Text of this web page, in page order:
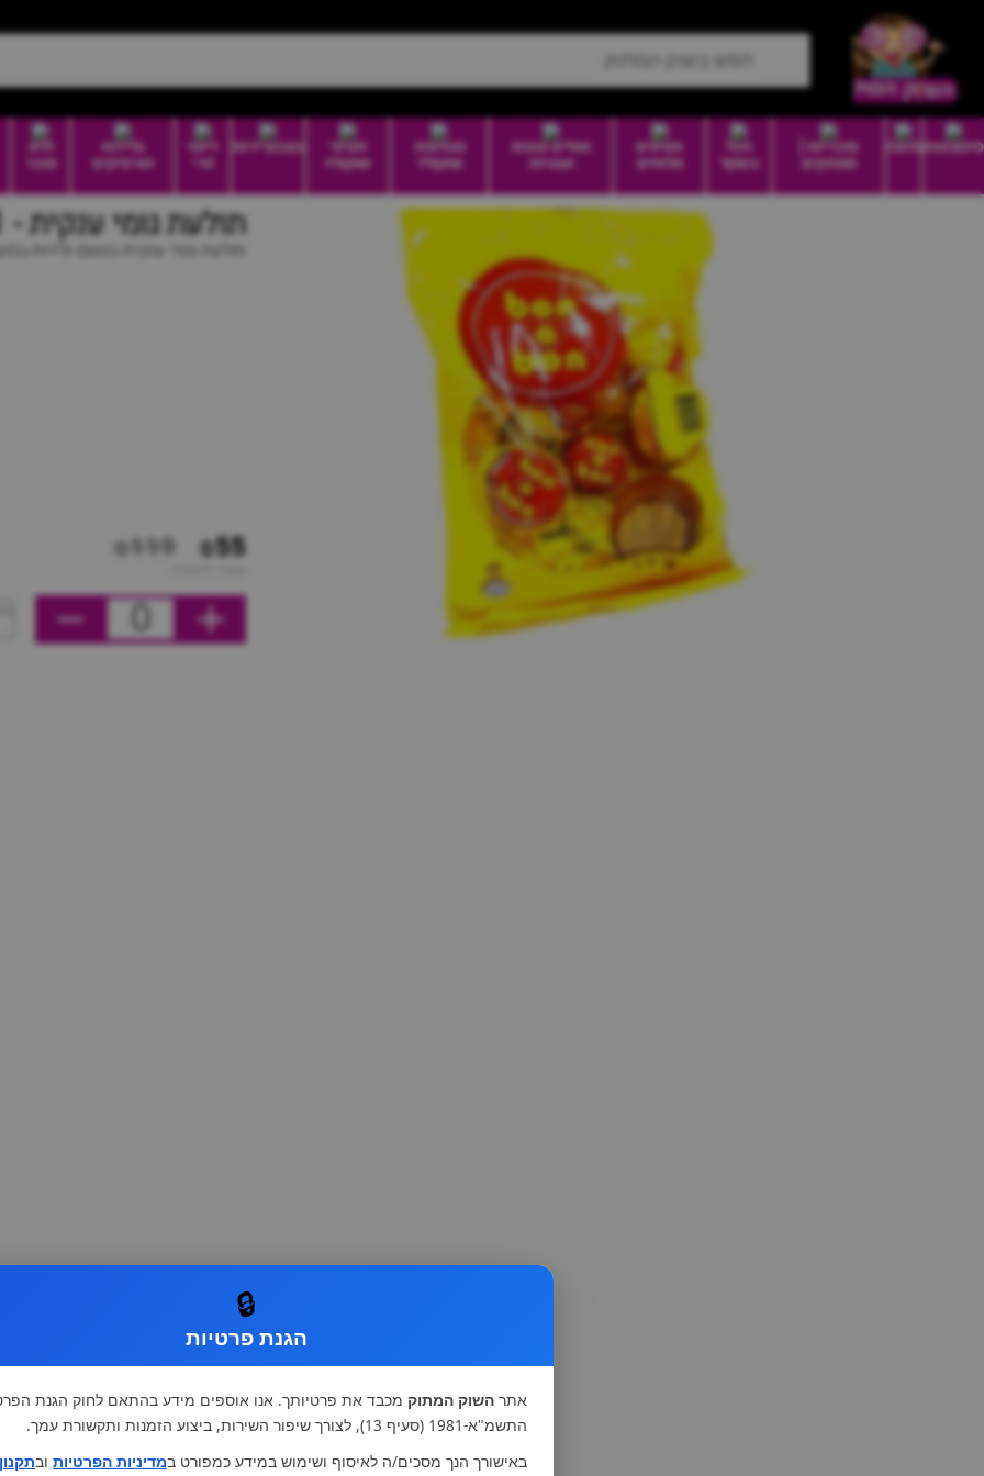
סיטונאותמזווה
סוכריות |
ממתקים
הכל
בשקל
חטיפים
מלוחים
וופלים עוגות
ועוגיות
טבלאות
שוקולד
חטיפי
שוקולד
בונבוניירות
דיוטי
פרי
גלידות
וארטיקים
ללא
סוכר
תולעת גומי ענקית - 1 קילו ! - XXXXL
תולעת גומי ענקית בטעם פירות במשקל 1 קילוגרם ובאורך של כ-70
₪55
₪119
0
🔒
הגנת פרטיות
אתר השוק המתוק מכבד את פרטיותך. אנו אוספים מידע בהתאם לחוק הגנת
התשמ"א-1981 (סעיף 13), לצורך שיפור השירות, ביצוע הזמנות ותקשורת עמך.
באישורך הנך מסכים/ה לאיסוף ושימוש במידע כמפורט במדיניות הפרטיות ובתקנון